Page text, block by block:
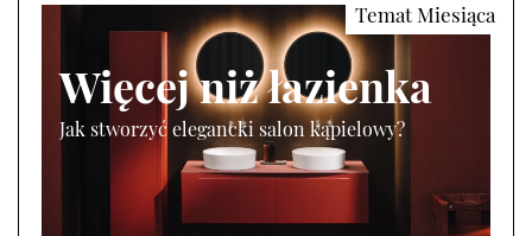
Więcej niż łazienka
Jak stworzyć elegancki salon kąpielowy?